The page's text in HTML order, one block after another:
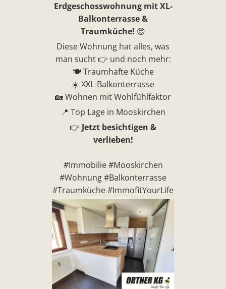
Erdgeschosswohnung mit XL-
Balkonterrasse &
Traumküche! 😍
Diese Wohnung hat alles, was
man sucht 👉 und noch mehr:
🍽️ Traumhafte Küche
☀️ XXL-Balkonterrasse
🏡 Wohnen mit Wohlfühlfaktor
📍 Top Lage in Mooskirchen
👉 Jetzt besichtigen &
verlieben!
#Immobilie #Mooskirchen
#Wohnung #Balkonterrasse
#Traumküche #ImmofitYourLife